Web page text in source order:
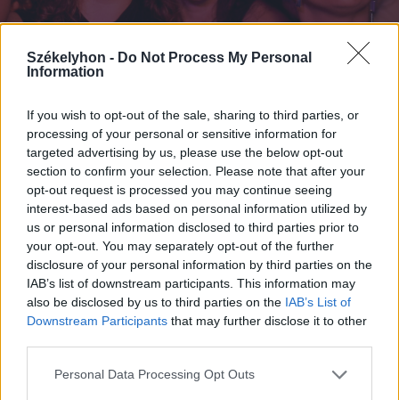
Székelyhon - Do Not Process My Personal
Information
If you wish to opt-out of the sale, sharing to third parties, or
processing of your personal or sensitive information for
targeted advertising by us, please use the below opt-out
section to confirm your selection. Please note that after your
opt-out request is processed you may continue seeing
interest-based ads based on personal information utilized by
us or personal information disclosed to third parties prior to
your opt-out. You may separately opt-out of the further
disclosure of your personal information by third parties on the
IAB’s list of downstream participants. This information may
also be disclosed by us to third parties on the IAB’s List of
Downstream Participants that may further disclose it to other
Personal Data Processing Opt Outs